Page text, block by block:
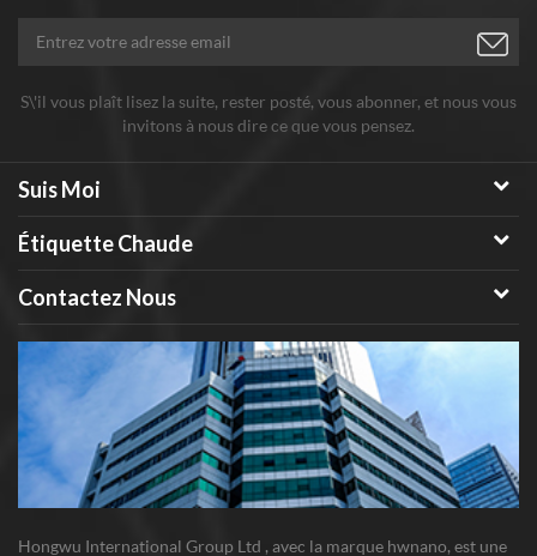
non toxique, à base d'eau Système.
S\'il vous plaît lisez la suite, rester posté, vous abonner, et nous vous
invitons à nous dire ce que vous pensez.
Suis Moi
Étiquette Chaude
Contactez Nous
Hongwu International Group Ltd , avec la marque hwnano, est une